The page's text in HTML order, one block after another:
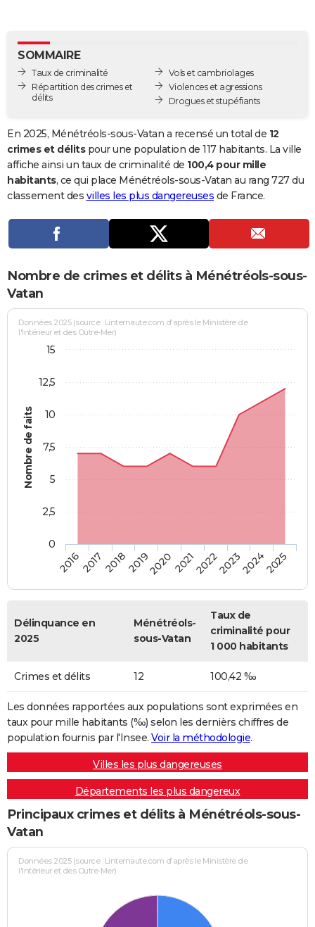
GUIDES D'ACHAT
BONS PLANS
CARTE DE VOEUX
Carte de Noël
Carte Bonne année
Carte Saint-Valentin
Carte Pâques
Carte d'anniversaire
DICTIONNAIRE
Dictionnaire
Biographies
Citations
Expressions
Proverbes
PROGRAMME TV
COPAINS D'AVANT
AVIS DE DÉCÈS
Bricolage
Lifestyle
Culture
Sport
Auto
Television
Voyage
Cinema
SOMMAIRE
Taux de criminalité
Répartition des crimes et
délits
Vols et cambriolages
Violences et agressions
Drogues et stupéfiants
En 2025, Ménétréols-sous-Vatan a recensé un total de 12
crimes et délitspour une population de 117 habitants. La ville
affiche ainsi un taux de criminalité de 100,4 pour mille
habitants, ce qui place Ménétréols-sous-Vatan au rang 727 du
classement des villes les plus dangereuses de France.
Nombre de crimes et délits à Ménétréols-sous-
Vatan
Nombre de faits
Données 2025 (source : Linternaute.com d'après le Ministère de
l'Intérieur et des Outre-Mer)
2016201720182019202020212022202320242025
0
2,5
5
7,5
10
12,5
15
Délinquance en
2025
Ménétréols-
sous-Vatan
Taux de
criminalité pour
1 000 habitants
Crimes et délits 12 100,42 ‰
Les données rapportées aux populations sont exprimées en
taux pour mille habitants (‰) selon les dernièrs chiffres de
population fournis par l'Insee. Voir la méthodologie.
Villes les plus dangereuses
Départements les plus dangereux
Principaux crimes et délits à Ménétréols-sous-
Vatan
Données 2025 (source : Linternaute.com d'après le Ministère de
l'Intérieur et des Outre-Mer)